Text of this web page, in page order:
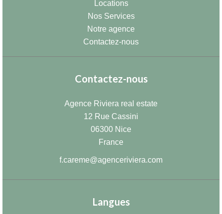
Locations
Nos Services
Notre agence
Contactez-nous
Contactez-nous
Agence Riviera real estate
12 Rue Cassini
06300 Nice
France
f.careme@agenceriviera.com
Langues